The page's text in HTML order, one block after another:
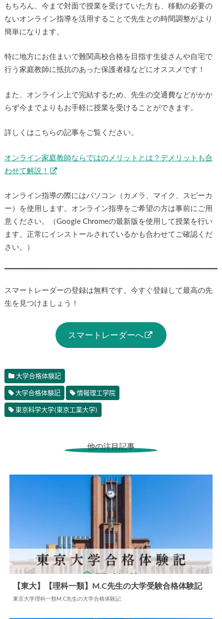
もちろん、今まで対面で授業を受けていた方も、移動の必要の
ないオンライン指導を活用することで先生との時間調整がより
簡単になります。
特に地方にお住まいで難関高校合格を目指す生徒さんや自宅で
行う家庭教師に抵抗のあった保護者様などにオススメです！
また、オンライン上で完結するため、先生の交通費などがかか
らず今までよりもお手軽に授業を受けることができます。
詳しくはこちらの記事をご覧ください。
オンライン家庭教師ならではのメリットとは？デメリットも合
わせて解説！
オンライン指導の際にはパソコン（カメラ、マイク、スピーカ
ー）を使用します。オンライン指導をご希望の方は事前にご用
意ください。（Google Chromeの最新版を使用して授業を行い
ます。正常にインストールされているかも合わせてご確認くだ
さい。）
スマートレーダーの登録は無料です。今すぐ登録して最高の先
生を見つけましょう！
スマートレーダーへ
大学合格体験記
大学合格体験記 情報理工学院
東京科学大学(東京工業大学)
他の注目記事
【東大】【理科一類】M.C先生の大学受験合格体験記
東京大学理科一類M.C先生の大学合格体験記